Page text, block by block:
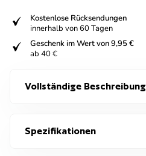
Kostenlose Rücksendungen
innerhalb von 60 Tagen
Geschenk im Wert von 9,95 €
ab 40 €
Vollständige Beschreibung
Spezifikationen